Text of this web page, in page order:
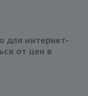
для интернет-
от цен в